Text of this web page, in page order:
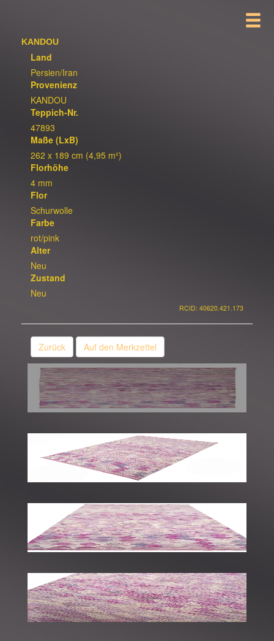
KANDOU
Land
Persien/Iran
Provenienz
KANDOU
Teppich-Nr.
47893
Maße (LxB)
262 x 189 cm (4,95 m²)
Florhöhe
4 mm
Flor
Schurwolle
Farbe
rot/pink
Alter
Neu
Zustand
Neu
RCID: 40620.421.173
Zurück Auf den Merkzettel